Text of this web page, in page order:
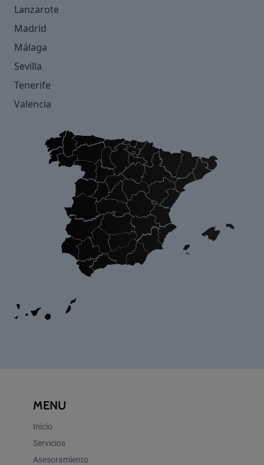
Lanzarote
Madrid
Málaga
Sevilla
Tenerife
Valencia
MENU
Inicio
Servicios
Asesoramiento